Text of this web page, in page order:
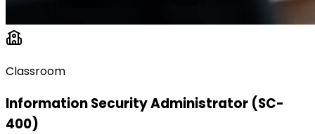
Classroom
Information Security Administrator (SC-
400)